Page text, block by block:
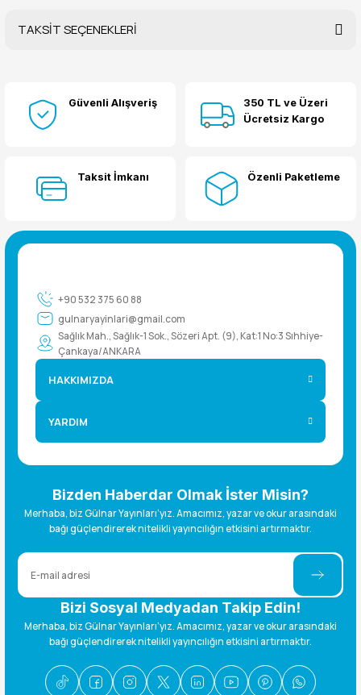
Yorum Yaz
TAKSİT SEÇENEKLERİ
Güvenli Alışveriş
350 TL ve Üzeri
Ücretsiz Kargo
Taksit İmkanı Özenli Paketleme
+90 532 375 60 88
gulnaryayinlari@gmail.com
Sağlık Mah., Sağlık-1 Sok., Sözeri Apt. (9), Kat:1 No:3 Sıhhiye-
Çankaya/ANKARA
HAKKIMIZDA
YARDIM
Bizden Haberdar Olmak İster Misin?
Merhaba, biz Gülnar Yayınları’yız. Amacımız, yazar ve okur arasındaki
bağı güçlendirerek nitelikli yayıncılığın etkisini artırmaktır.
Bizi Sosyal Medyadan Takip Edin!
Merhaba, biz Gülnar Yayınları’yız. Amacımız, yazar ve okur arasındaki
bağı güçlendirerek nitelikli yayıncılığın etkisini artırmaktır.